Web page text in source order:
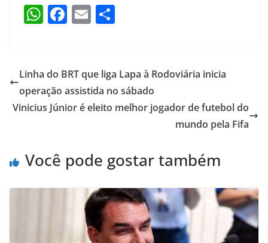
W
s
A
p
F
e
b
o
E
l e
Linha do BRT que liga Lapa à Rodoviária inicia
operação assistida no sábado
Vinicius Júnior é eleito melhor jogador de futebol do
mundo pela Fifa
Você pode gostar também